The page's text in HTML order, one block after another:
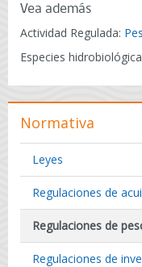
Vea además
Actividad Regulada:
Especies
Normativa
Leyes
Regulaciones de
Regulaciones de
Regulaciones de